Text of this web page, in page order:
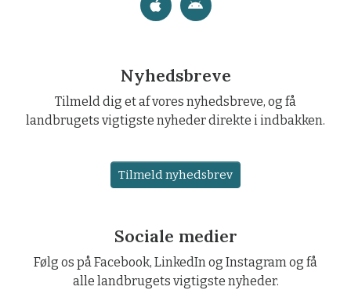
Nyhedsbreve
Tilmeld dig et af vores nyhedsbreve, og få
landbrugets vigtigste nyheder direkte i indbakken.
Tilmeld nyhedsbrev
Sociale medier
Følg os på Facebook, LinkedIn og Instagram og få
alle landbrugets vigtigste nyheder.